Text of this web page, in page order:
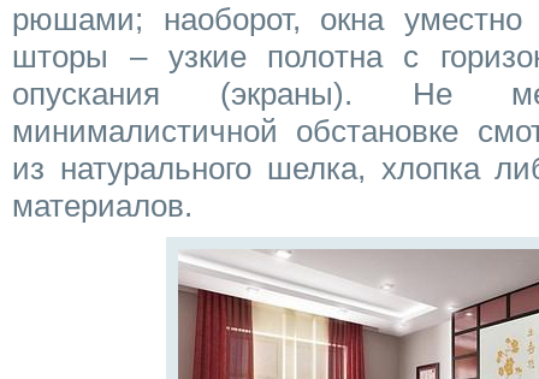
рюшами; наоборот, окна уместно
шторы – узкие полотна с
опускания (экраны). Не
минималистичной обстановке
из натурального шелка, хлопка
материалов.